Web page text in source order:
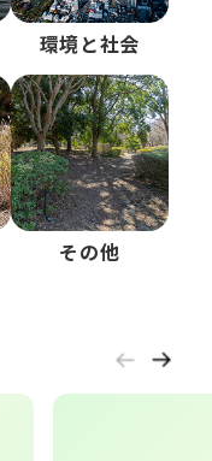
環境と社会
その他